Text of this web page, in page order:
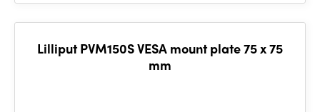
Lilliput PVM150S VESA mount plate 75 x 75
mm